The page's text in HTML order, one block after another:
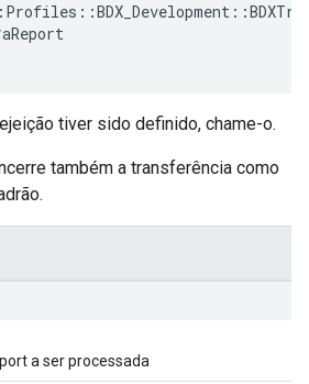
tiver sido definido, chame-o.
também a transferência como
a ser processada